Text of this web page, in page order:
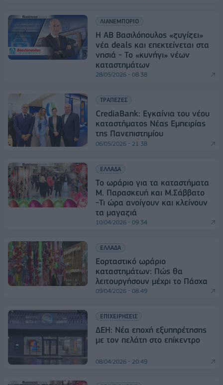
ΛΙΑΝΕΜΠΟΡΙΟ
Η ΑΒ Βασιλόπουλος «ζυγίζει»
νέα deals και επεκτείνεται στα
νησιά - Το «κυνήγι» νέων
καταστημάτων
28/05/2026 - 08:38
ΤΡΑΠΕΖΕΣ
CrediaBank: Εγκαίνια του νέου
καταστήματος Νέας Εμπειρίας
της Πανεπιστημίου
06/05/2026 - 21:38
ΕΛΛΑΔΑ
Το ωράριο για τα καταστήματα
Μ. Παρασκευή και Μ.Σάββατο
-Τι ώρα ανοίγουν και κλείνουν
τα μαγαζιά
10/04/2026 - 09:34
ΕΛΛΑΔΑ
Εορταστικό ωράριο
καταστημάτων: Πώς θα
λειτουργήσουν μέχρι το Πάσχα
09/04/2026 - 08:49
ΕΠΙΧΕΙΡΗΣΕΙΣ
ΔΕΗ: Νέα εποχή εξυπηρέτησης
με τον πελάτη στο επίκεντρο
08/04/2026 - 20:49